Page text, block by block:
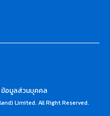
Limited. All Right Reserved.
ข้อมูลส่วนบุคคล